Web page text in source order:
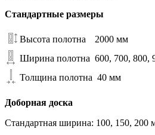
Стандартные размеры
Высота полотна
2000 мм
Ширина полотна 600, 700, 800,
Толщина полотна 40 мм
Доборная доска
Стандартная ширина: 100, 150, 200